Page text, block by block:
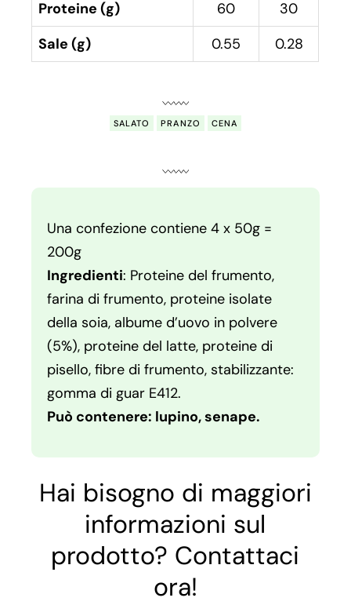
Proteine (g)
60
30
Sale (g)
0.55 0.28
SALATO PRANZO CENA
Una confezione contiene 4 x 50g =
200g
Ingredienti: Proteine del frumento,
farina di frumento, proteine isolate
della soia, albume d’uovo in polvere
(5%), proteine del latte, proteine di
pisello, fibre di frumento, stabilizzante:
gomma di guar E412.
Può contenere: lupino, senape.
Hai bisogno di maggiori
informazioni sul
prodotto? Contattaci
ora!